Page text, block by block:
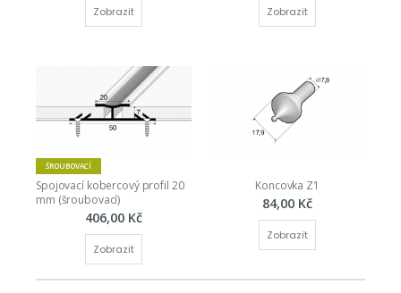
Zobrazit Zobrazit
ŠROUBOVACÍ
Spojovací kobercový profil 20
mm (šroubovací)
406,00 Kč
Zobrazit
Koncovka Z1
84,00 Kč
Zobrazit